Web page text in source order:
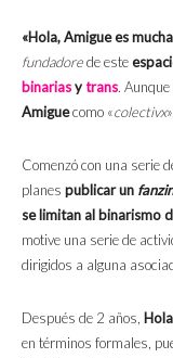
«Hola, Amigue es
fundadorede este
binariasytrans.
Amiguecomo «colectivx
Comenzó con una serie
planes publicar un
se limitan al binarismo
motive una serie de
dirigidos a alguna
Después de 2 años,
en términos formales,